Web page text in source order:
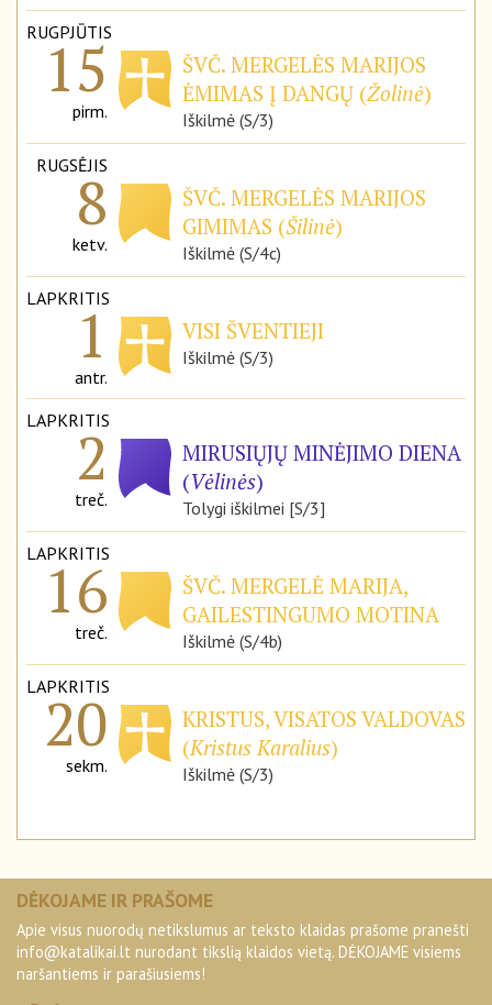
RUGPJŪTIS
15
pirm.
ŠVČ. MERGELĖS MARIJOS
ĖMIMAS Į DANGŲ (Žolinė)
Iškilmė (S/3)
RUGSĖJIS
8
ketv.
ŠVČ. MERGELĖS MARIJOS
GIMIMAS (Šilinė)
Iškilmė (S/4c)
LAPKRITIS
1
antr.
VISI ŠVENTIEJI
Iškilmė (S/3)
LAPKRITIS
2
treč.
MIRUSIŲJŲ MINĖJIMO DIENA
(Vėlinės)
Tolygi iškilmei [S/3]
LAPKRITIS
16
treč.
ŠVČ. MERGELĖ MARIJA,
GAILESTINGUMO MOTINA
Iškilmė (S/4b)
LAPKRITIS
20
sekm.
KRISTUS, VISATOS VALDOVAS
(Kristus Karalius)
Iškilmė (S/3)
DĖKOJAME IR PRAŠOME
Apie visus nuorodų netikslumus ar teksto klaidas prašome pranešti
info@katalikai.lt nurodant tikslią klaidos vietą. DĖKOJAME visiems
naršantiems ir parašiusiems!